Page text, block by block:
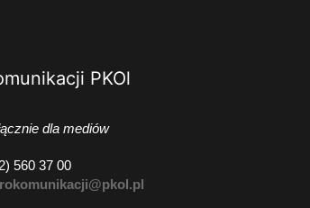
PKOl
dla mediów
560 37 00